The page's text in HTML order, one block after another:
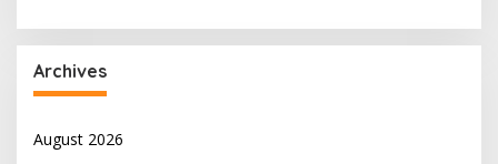
Archives
August 2026